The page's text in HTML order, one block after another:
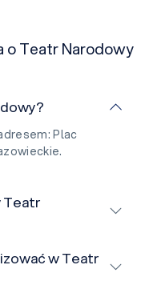
o Teatr Narodowy
Plac
Teatr
w Teatr